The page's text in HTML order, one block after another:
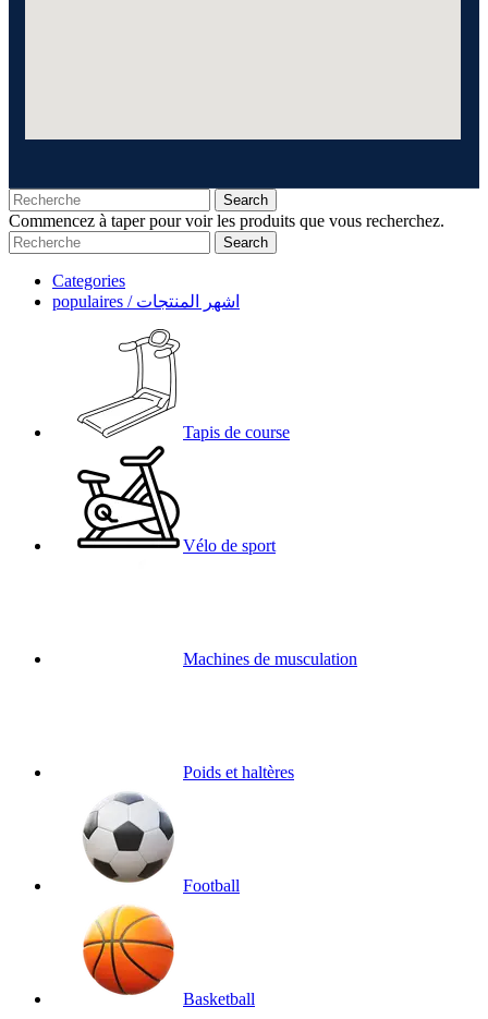
Search
Commencez à taper pour voir les produits que vous recherchez.
Search
Categories
populaires / اشهر المنتجات
Tapis de course
Vélo de sport
Machines de musculation
Poids et haltères
Football
Basketball